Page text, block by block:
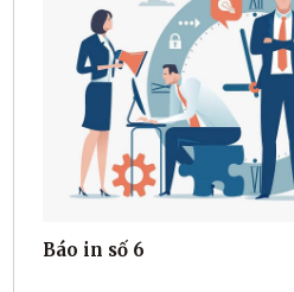
Báo in số 6